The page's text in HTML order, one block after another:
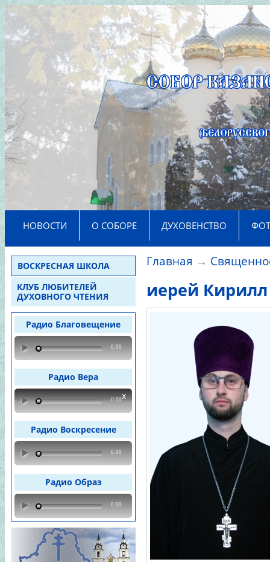
НОВОСТИ О СОБОРЕ ДУХОВЕНСТВО
ВОСКРЕСНАЯ ШКОЛА
КЛУБ ЛЮБИТЕЛЕЙ
ДУХОВНОГО ЧТЕНИЯ
Радио Благовещение
0:00
Радио Вера
x
0:00
Радио Воскресение
0:00
Радио Образ
0:00
Главная →
иерей